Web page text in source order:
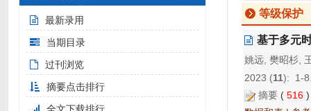
等级保护
基于多元
姚远, 樊昭杉,
2023 (11): 1-
摘要 ( 516
最新录用
当期目录
过刊浏览
摘要点击排行